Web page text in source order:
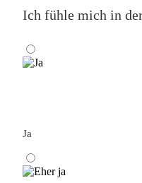
Ich fühle mich in
Ja